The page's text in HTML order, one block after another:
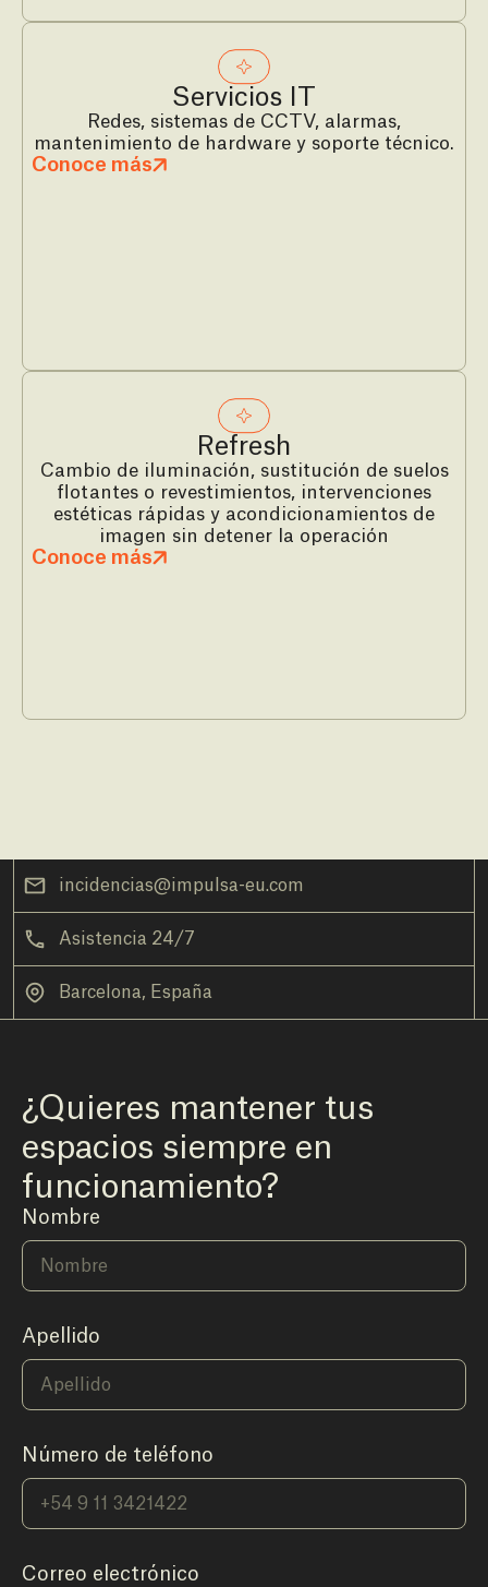
Servicios IT
Redes, sistemas de CCTV, alarmas,
mantenimiento de hardware y soporte técnico.
Conoce más
Refresh
Cambio de iluminación, sustitución de suelos
flotantes o revestimientos, intervenciones
estéticas rápidas y acondicionamientos de
imagen sin detener la operación
Conoce más
incidencias@impulsa-eu.com
Asistencia 24/7
Barcelona, España
¿Quieres mantener tus
espacios siempre en
funcionamiento?
Nombre
Apellido
Número de teléfono
Correo electrónico